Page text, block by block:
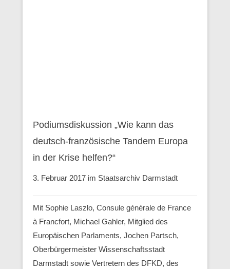
Podiumsdiskussion „Wie kann das
deutsch-französische Tandem Europa
in der Krise helfen?“
3. Februar 2017 im Staatsarchiv Darmstadt
Mit Sophie Laszlo, Consule générale de France
à Francfort, Michael Gahler, Mitglied des
Europäischen Parlaments, Jochen Partsch,
Oberbürgermeister Wissenschaftsstadt
Darmstadt sowie Vertretern des DFKD, des